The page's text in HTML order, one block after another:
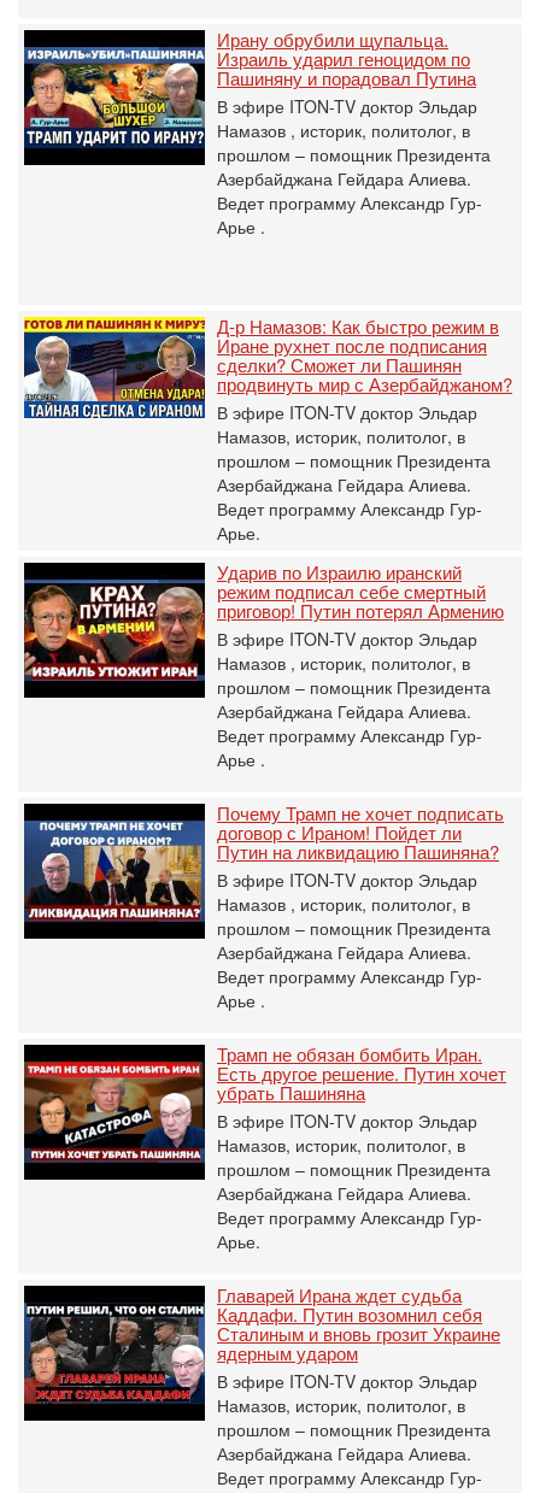
Ирану обрубили щупальца.
Израиль ударил геноцидом по
Пашиняну и порадовал Путина
В эфире ITON-TV доктор Эльдар
Намазов , историк, политолог, в
прошлом – помощник Президента
Азербайджана Гейдара Алиева.
Ведет программу Александр Гур-
Арье .
Д-р Намазов: Как быстро режим в
Иране рухнет после подписания
сделки? Сможет ли Пашинян
продвинуть мир с Азербайджаном?
В эфире ITON-TV доктор Эльдар
Намазов, историк, политолог, в
прошлом – помощник Президента
Азербайджана Гейдара Алиева.
Ведет программу Александр Гур-
Арье.
Ударив по Израилю иранский
режим подписал себе смертный
приговор! Путин потерял Армению
В эфире ITON-TV доктор Эльдар
Намазов , историк, политолог, в
прошлом – помощник Президента
Азербайджана Гейдара Алиева.
Ведет программу Александр Гур-
Арье .
Почему Трамп не хочет подписать
договор с Ираном! Пойдет ли
Путин на ликвидацию Пашиняна?
В эфире ITON-TV доктор Эльдар
Намазов , историк, политолог, в
прошлом – помощник Президента
Азербайджана Гейдара Алиева.
Ведет программу Александр Гур-
Арье .
Трамп не обязан бомбить Иран.
Есть другое решение. Путин хочет
убрать Пашиняна
В эфире ITON-TV доктор Эльдар
Намазов, историк, политолог, в
прошлом – помощник Президента
Азербайджана Гейдара Алиева.
Ведет программу Александр Гур-
Арье.
Главарей Ирана ждет судьба
Каддафи. Путин возомнил себя
Сталиным и вновь грозит Украине
ядерным ударом
В эфире ITON-TV доктор Эльдар
Намазов, историк, политолог, в
прошлом – помощник Президента
Азербайджана Гейдара Алиева.
Ведет программу Александр Гур-